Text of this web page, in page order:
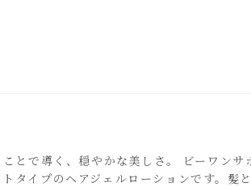
で導く、穏やかな美しさ。 ビーワンサ
タイプのヘアジェルローションです。髪